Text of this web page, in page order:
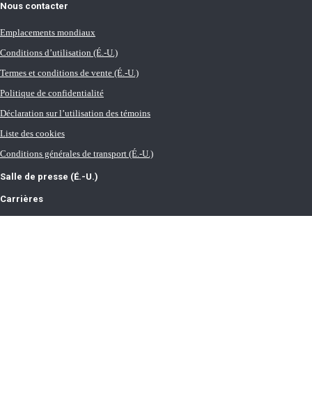
Nous contacter
Emplacements mondiaux
Conditions d’utilisation (É.-U.)
Termes et conditions de vente (É.-U.)
Politique de confidentialité
Déclaration sur l’utilisation des témoins
Liste des cookies
Conditions générales de transport (É.-U.)
Salle de presse (É.-U.)
Carrières